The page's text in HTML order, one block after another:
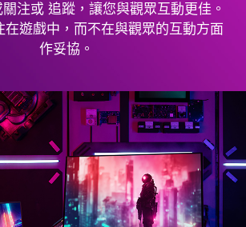
注或 追蹤，讓您與觀眾互動更佳。
在遊戲中，而不在與觀眾的互動方面
作妥協。